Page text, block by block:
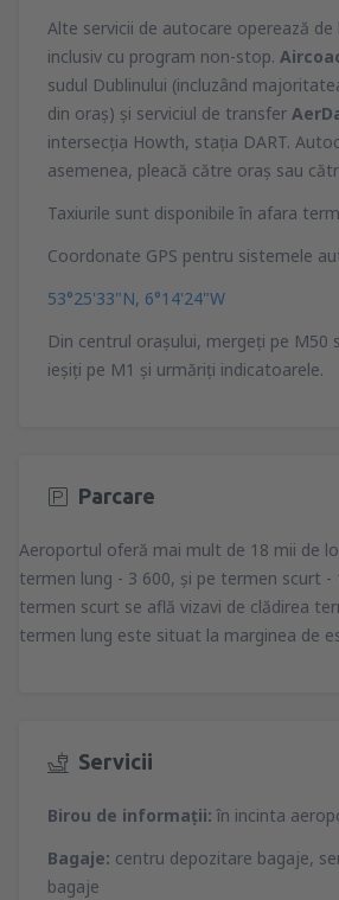
Alte servicii de autocare operează
inclusiv cu program non-stop.
sudul Dublinului (incluzând
din oraş) şi serviciul de transfer
intersecţia Howth, staţia DART.
asemenea, pleacă către oraş sau
Taxiurile sunt disponibile în afara
Coordonate GPS pentru sistemele
53°25'33"N, 6°14'24"W
Din centrul oraşului, mergeţi pe M50
ieşiţi pe M1 şi urmăriţi indicatoarele.
Parcare
Aeroportul oferă mai mult de 18 mii de
termen lung - 3 600, şi pe termen scurt -
termen scurt se află vizavi de clădirea
termen lung este situat la marginea de
Servicii
Birou de informaţii: în incinta
Bagaje: centru depozitare bagaje,
bagaje